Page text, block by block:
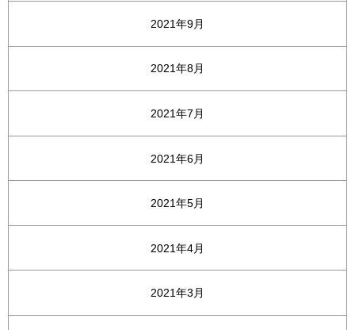
2021年9月
2021年8月
2021年7月
2021年6月
2021年5月
2021年4月
2021年3月